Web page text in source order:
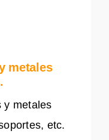
metales
y metales
etc.